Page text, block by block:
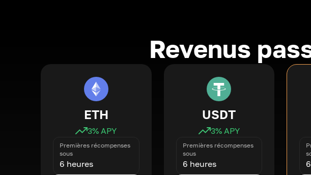
Revenus
ETH
3% APY
Premières récompenses
sous
6 heures
USDT
3% APY
Premières récompenses
sous
6 heures